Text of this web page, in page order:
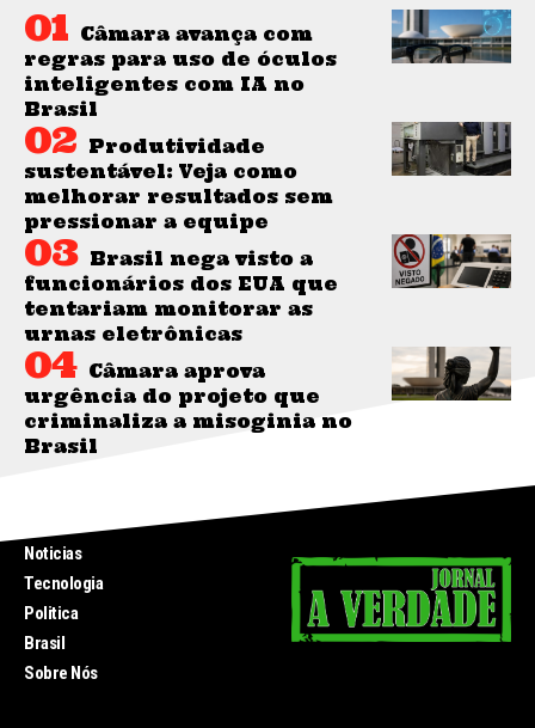
Câmara avança com
regras para uso de óculos
inteligentes com IA no
Brasil
Produtividade
sustentável: Veja como
melhorar resultados sem
pressionar a equipe
Brasil nega visto a
funcionários dos EUA que
tentariam monitorar as
urnas eletrônicas
Câmara aprova
urgência do projeto que
criminaliza a misoginia no
Brasil
Noticias
Tecnologia
Politica
Brasil
Sobre Nós